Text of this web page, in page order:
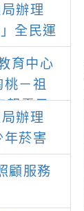
照。
辦理
全民運
育中心
桃－祖
報電子
勵所屬
）、學
加，請
辦理
年菸害
顧服務